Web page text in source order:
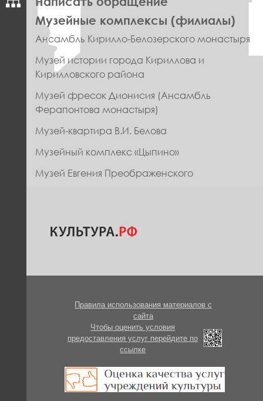
ПРАВОЕ
МЕНЮ
ФУТЕР
Музейные комплексы (филиалы)
Ансамбль Кирилло-Белозерского монастыря
Музей истории города Кириллова и
Кирилловского района
Музей фресок Дионисия (Ансамбль
Ферапонтова монастыря)
Музей-квартира В.И. Белова
Музейный комплекс «Цыпино»
Музей Евгения Преображенского
Правила использования материалов с
сайта
Чтобы оценить условия
предоставления услуг перейдите по
ссылке